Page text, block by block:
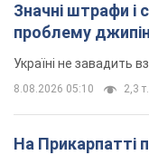
Значні штрафи і
проблему
Україні не завадить
8.08.2026 05:10 2,3 т.
На Прикарпатті